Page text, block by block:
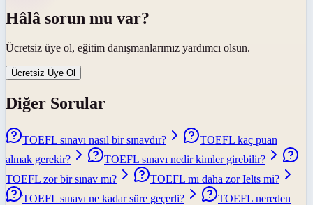
Hâlâ sorun mu var?
Ücretsiz üye ol, eğitim danışmanlarımız yardımcı olsun.
Ücretsiz Üye Ol
Diğer Sorular
TOEFL sınavı nasıl bir sınavdır?
TOEFL kaç puan
almak gerekir?
TOEFL sınavı nedir kimler girebilir?
TOEFL zor bir sınav mı?
TOEFL mı daha zor Ielts mi?
TOEFL sınavı ne kadar süre geçerli?
TOEFL nereden